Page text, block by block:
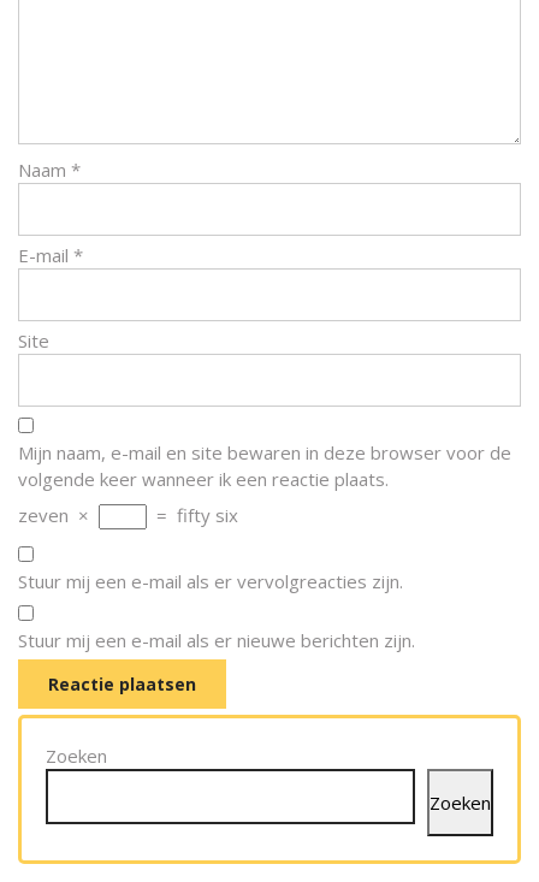
Naam *
E-mail *
Site
Mijn naam, e-mail en site bewaren in deze browser voor de
volgende keer wanneer ik een reactie plaats.
zeven × = fifty six
Stuur mij een e-mail als er vervolgreacties zijn.
Stuur mij een e-mail als er nieuwe berichten zijn.
Zoeken
Zoeken